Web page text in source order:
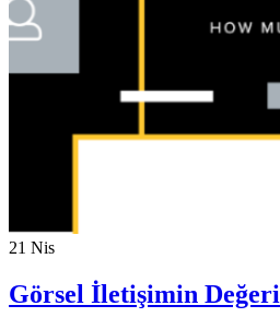
21 Nis
Görsel İletişimin Değeri